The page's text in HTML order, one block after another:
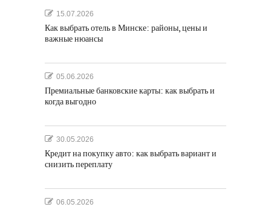
15.07.2026
Как выбрать отель в Минске: районы, цены и
важные нюансы
05.06.2026
Премиальные банковские карты: как выбрать и
когда выгодно
30.05.2026
Кредит на покупку авто: как выбрать вариант и
снизить переплату
06.05.2026